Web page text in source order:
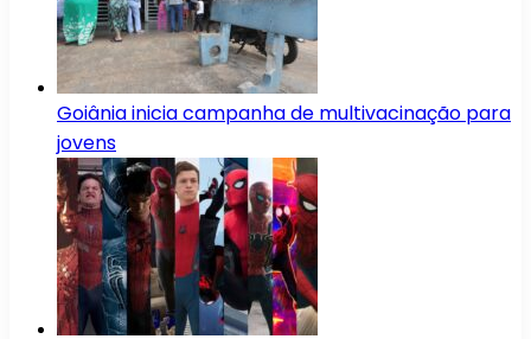
Goiânia inicia campanha de multivacinação para
jovens